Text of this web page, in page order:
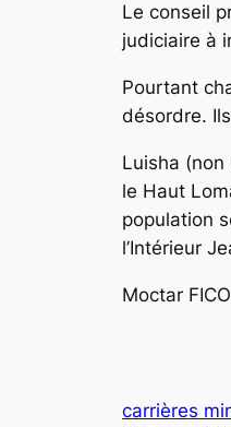
Le conseil
judiciaire à
Pourtant
désordre.
Luisha
le Haut
population
l’Intérieur
Moctar
carrières